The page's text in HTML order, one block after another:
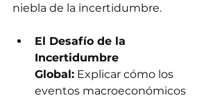
niebla de la incertidumbre.
El Desafío de la
Incertidumbre
Global: Explicar cómo los
eventos macroeconómicos